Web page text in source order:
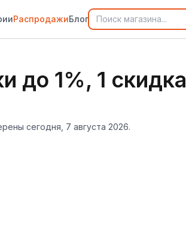
РаспродажиБлог
до 1%, 1 скидка
сегодня, 7 августа 2026.